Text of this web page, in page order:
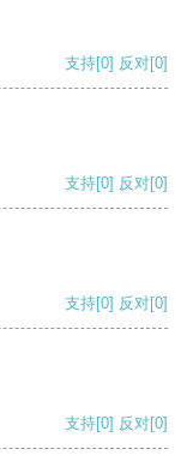
支持[0] 反对[0]
支持[0] 反对[0]
支持[0] 反对[0]
支持[0] 反对[0]